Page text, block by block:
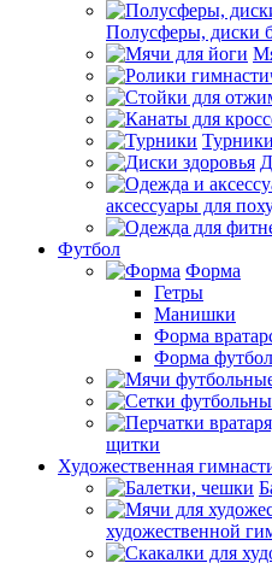
Полусферы, диски
Турники
аксессуары для
Футбол
Форма
Гетры
Манишки
Форма
Форма
щитки
Художественная
художественной